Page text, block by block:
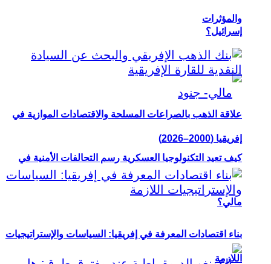
إسرائيل؟
كيف تعيد التكنولوجيا العسكرية رسم التحالفات الأمنية في
مالي؟
والمؤثرات
علاقة الذهب بالصراعات المسلحة والاقتصادات الموازية في
إفريقيا (2000–2026)
بناء اقتصادات المعرفة في إفريقيا: السياسات والإستراتيجيات
اللازمة